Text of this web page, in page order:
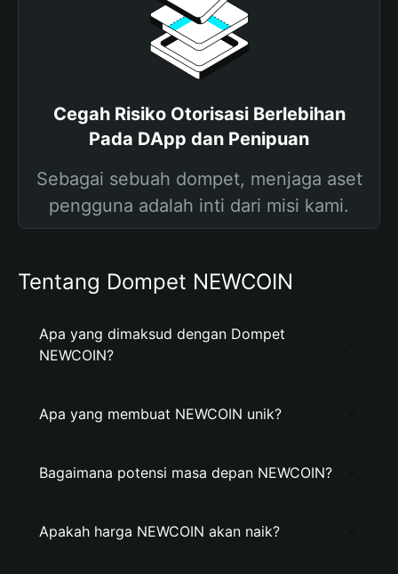
Cegah Risiko Otorisasi Berlebihan
Pada DApp dan Penipuan
Sebagai sebuah dompet, menjaga aset
pengguna adalah inti dari misi kami.
Tentang Dompet NEWCOIN
Apa yang dimaksud dengan Dompet
NEWCOIN?
Apa yang membuat NEWCOIN unik?
Bagaimana potensi masa depan NEWCOIN?
Apakah harga NEWCOIN akan naik?